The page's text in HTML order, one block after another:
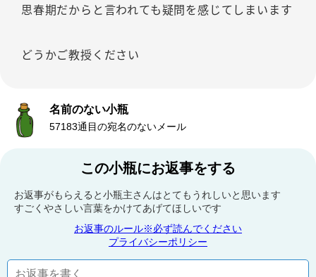
思春期だからと言われても疑問を感じてしまいます
どうかご教授ください
名前のない小瓶
57183通目の宛名のないメール
この小瓶にお返事をする
お返事がもらえると小瓶主さんはとてもうれしいと思います
すごくやさしい言葉をかけてあげてほしいです
お返事のルール※必ず読んでください
プライバシーポリシー